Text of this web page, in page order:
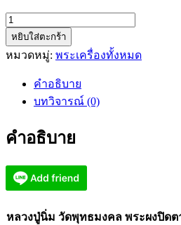
จำนวน
หลวง
ปู่
พระ
ปิด
เงิน
หยิบใส่ตะกร้า
หมวดหมู่: พระเครื่องทั้งหมด
คำอธิบาย
บทวิจารณ์ (0)
คำอธิบาย
หลวงปู่นิ่ม วัดพุทธมงคล พระผงปิดต